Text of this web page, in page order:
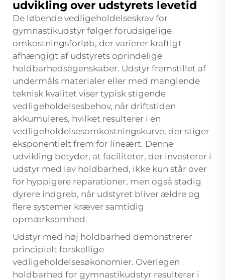
udvikling over udstyrets levetid
De løbende vedligeholdelseskrav for
gymnastikudstyr følger forudsigelige
omkostningsforløb, der varierer kraftigt
afhængigt af udstyrets oprindelige
holdbarhedsegenskaber. Udstyr fremstillet af
undermåls materialer eller med manglende
teknisk kvalitet viser typisk stigende
vedligeholdelsesbehov, når driftstiden
akkumuleres, hvilket resulterer i en
vedligeholdelsesomkostningskurve, der stiger
eksponentielt frem for lineært. Denne
udvikling betyder, at faciliteter, der investerer i
udstyr med lav holdbarhed, ikke kun står over
for hyppigere reparationer, men også stadig
dyrere indgreb, når udstyret bliver ældre og
flere systemer kræver samtidig
opmærksomhed.
Udstyr med høj holdbarhed demonstrerer
principielt forskellige
vedligeholdelsesøkonomier. Overlegen
holdbarhed for gymnastikudstyr resulterer i